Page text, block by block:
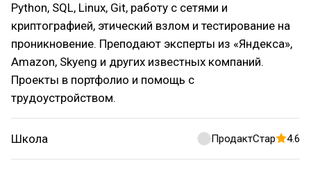
Python, SQL, Linux, Git, работу с сетями и
криптографией, этический взлом и тестирование на
проникновение. Преподают эксперты из «Яндекса»,
Amazon, Skyeng и других известных компаний.
Проекты в портфолио и помощь с
трудоустройством.
Школа ПродактСтар 4.6